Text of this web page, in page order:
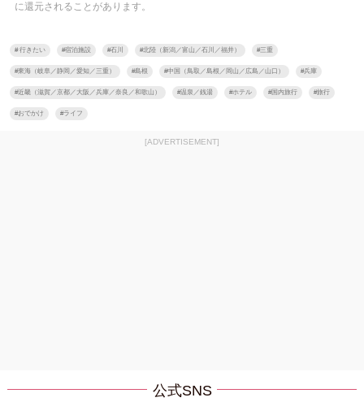
に還元されることがあります。
#行きたい #宿泊施設 #石川 #北陸（新潟／富山／石川／福井） #三重
#東海（岐阜／静岡／愛知／三重） #島根 #中国（鳥取／島根／岡山／広島／山口） #兵庫
#近畿（滋賀／京都／大阪／兵庫／奈良／和歌山） #温泉／銭湯 #ホテル #国内旅行 #旅行
#おでかけ #ライフ
[ADVERTISEMENT]
公式SNS